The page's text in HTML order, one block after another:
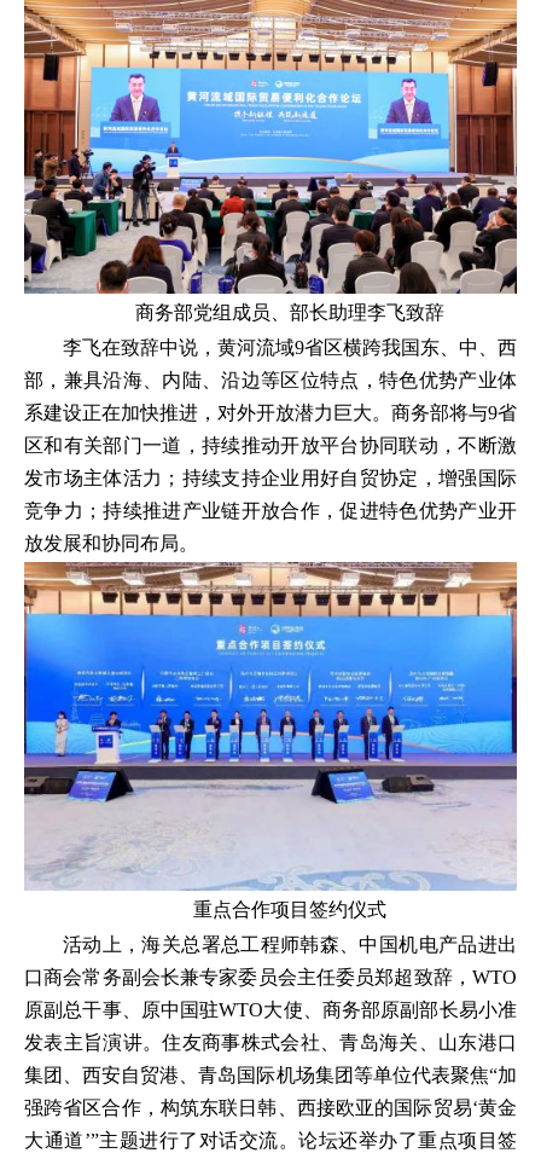
商务部党组成员、部长助理李飞致辞
李飞在致辞中说，黄河流域9省区横跨我国东、中、西
部，兼具沿海、内陆、沿边等区位特点，特色优势产业体
系建设正在加快推进，对外开放潜力巨大。商务部将与9省
区和有关部门一道，持续推动开放平台协同联动，不断激
发市场主体活力；持续支持企业用好自贸协定，增强国际
竞争力；持续推进产业链开放合作，促进特色优势产业开
放发展和协同布局。
重点合作项目签约仪式
活动上，海关总署总工程师韩森、中国机电产品进出
口商会常务副会长兼专家委员会主任委员郑超致辞，WTO
原副总干事、原中国驻WTO大使、商务部原副部长易小准
发表主旨演讲。住友商事株式会社、青岛海关、山东港口
集团、西安自贸港、青岛国际机场集团等单位代表聚焦“加
强跨省区合作，构筑东联日韩、西接欧亚的国际贸易‘黄金
大通道’”主题进行了对话交流。论坛还举办了重点项目签